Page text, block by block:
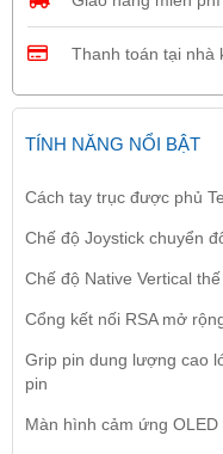
Thanh toán tại nhà
TÍNH NĂNG NỔI BẬT
Cách tay trục được phủ
Chế độ Joystick chuyển
Chế độ Native Vertical
Cổng kết nối RSA mở
Grip pin dung lượng cao
pin
Màn hình cảm ứng